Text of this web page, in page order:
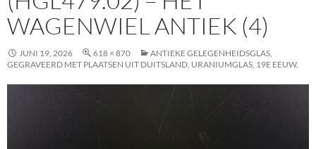
WAGENWIEL ANTIEK (4)
JUNI 19, 2026 618 × 870
ANTIEKE GELEGENHEIDSGLAS,
GEGRAVEERD MET PLAATSEN UIT DUITSLAND, URANIUMGLAS, 19E EEUW.